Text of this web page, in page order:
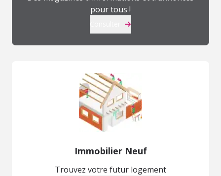
pour tous !
Immobilier Neuf
Trouvez votre futur logement